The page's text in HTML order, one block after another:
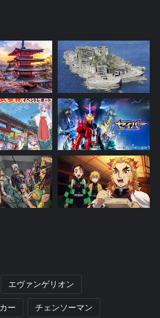
エヴァンゲリオン
ー チェンソーマン